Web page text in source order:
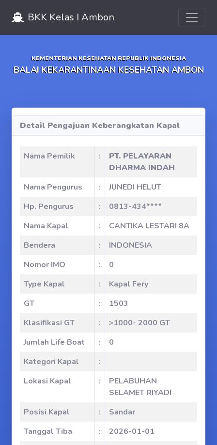
BKK Kelas I Ambon
KEMENTERIAN KESEHATAN REPUBLIK INDONESIA
BALAI KEKARANTINAAN KESEHATAN AMBON
Detail Pengajuan Keberangkatan Kapal
Nama Pemilik :
PT. PELAYARAN
DHARMA INDAH
Nama Pengurus
:
JUNEDI HELUT
Hp. Pengurus
:
0813-434****
Nama Kapal
:
CANTIKA LESTARI 8A
Bendera
:
INDONESIA
Nomor IMO
:
0
Type Kapal
:
Kapal Fery
GT
:
1503
Klasifikasi GT
:
>1000- 2000 GT
Jumlah Life Boat
:
0
Kategori Kapal
:
Lokasi Kapal
:
PELABUHAN
SELAMET RIYADI
Posisi Kapal
:
Sandar
Tanggal Tiba
:
2026-01-01